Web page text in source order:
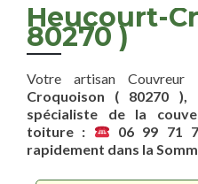
Heucourt-
80270 )
Votre artisan
Croquoison ( 80270 ),
spécialiste de la
toiture :
06 99 71
rapidement dans la